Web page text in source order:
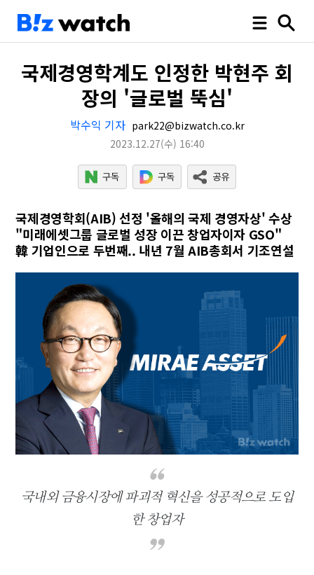
국제경영학계도 인정한 박현주 회
장의 '글로벌 뚝심'
박수익 기자 park22@bizwatch.co.kr
2023.12.27(수) 16:40
국제경영학회(AIB) 선정 '올해의 국제 경영자상' 수상
"미래에셋그룹 글로벌 성장 이끈 창업자이자 GSO"
韓 기업인으로 두번째.. 내년 7월 AIB총회서 기조연설
국내외 금융시장에 파괴적 혁신을 성공적으로 도입
한 창업자